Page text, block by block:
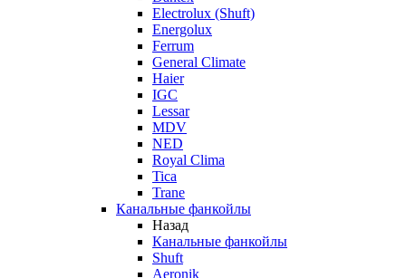
Electrolux (Shuft)
Energolux
Ferrum
General Climate
Haier
IGC
Lessar
MDV
NED
Royal Clima
Tica
Trane
Канальные фанкойлы
Назад
Канальные фанкойлы
Shuft
Aeronik